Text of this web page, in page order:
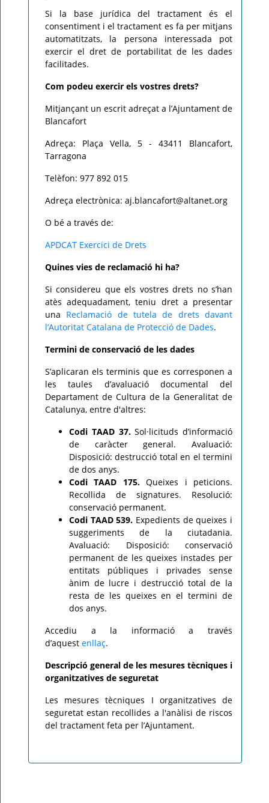
Si la base jurídica del tractament és el
consentiment i el tractament es fa per mitjans
automatitzats, la persona interessada pot
exercir el dret de portabilitat de les dades
facilitades.
Com podeu exercir els vostres drets?
Mitjançant un escrit adreçat a l’Ajuntament de
Blancafort
Adreça: Plaça Vella, 5 - 43411 Blancafort,
Tarragona
Telèfon: 977 892 015
Adreça electrònica: aj.blancafort@altanet.org
O bé a través de:
APDCAT Exercici de Drets
Quines vies de reclamació hi ha?
Si considereu que els vostres drets no s’han
atès adequadament, teniu dret a presentar
una Reclamació de tutela de drets davant
l’Autoritat Catalana de Protecció de Dades.
Termini de conservació de les dades
S’aplicaran els terminis que es corresponen a
les taules d’avaluació documental del
Departament de Cultura de la Generalitat de
Catalunya, entre d'altres:
Codi TAAD 37.Sol·licituds d’informació
de caràcter general. Avaluació:
Disposició: destrucció total en el termini
de dos anys.
Codi TAAD 175.Queixes i peticions.
Recollida de signatures. Resolució:
conservació permanent.
Codi TAAD 539. Expedients de queixes i
suggeriments de la ciutadania.
Avaluació: Disposició: conservació
permanent de les queixes instades per
entitats públiques i privades sense
ànim de lucre i destrucció total de la
resta de les queixes en el termini de
dos anys.
Accediu a la informació a través
d’aquest enllaç.
Descripció general de les mesures tècniques i
organitzatives de seguretat
Les mesures tècniques I organitzatives de
seguretat estan recollides a l'anàlisi de riscos
del tractament feta per l’Ajuntament.